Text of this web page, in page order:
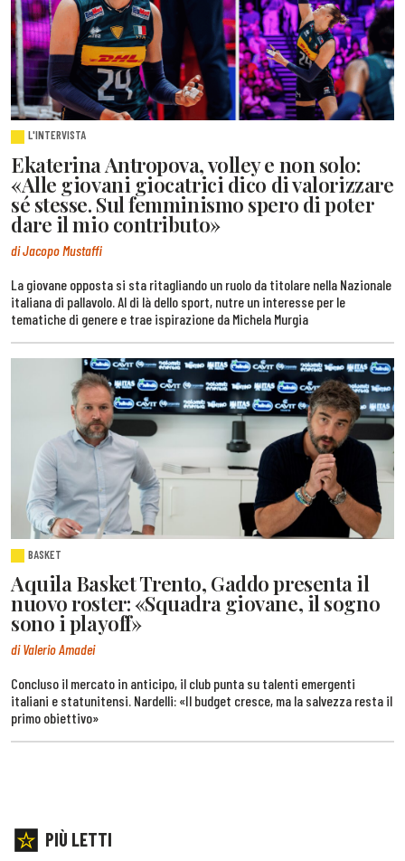
L'INTERVISTA
Ekaterina Antropova, volley e non solo:
«Alle giovani giocatrici dico di valorizzare
sé stesse. Sul femminismo spero di poter
dare il mio contributo»
di Jacopo Mustaffi
La giovane opposta si sta ritagliando un ruolo da titolare nella Nazionale
italiana di pallavolo. Al di là dello sport, nutre un interesse per le
tematiche di genere e trae ispirazione da Michela Murgia
BASKET
Aquila Basket Trento, Gaddo presenta il
nuovo roster: «Squadra giovane, il sogno
sono i playoff»
di Valerio Amadei
Concluso il mercato in anticipo, il club punta su talenti emergenti
italiani e statunitensi. Nardelli: «Il budget cresce, ma la salvezza resta il
primo obiettivo»
PIÙ LETTI